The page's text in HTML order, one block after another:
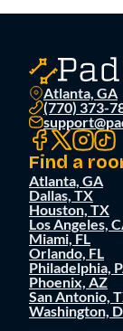
Atlanta, GA
(770) 373-
Find a
Atlanta, GA
Dallas, TX
Houston, TX
Los Angeles,
Miami, FL
Orlando, FL
Philadelphia,
Phoenix, AZ
San Antonio,
Washington,